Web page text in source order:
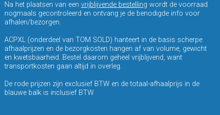
Na het plaatsen van een vrijblijvende bestelling wordt de voorraad
nogmaals gecontroleerd en ontvang je de benodigde info voor
afhalen/bezorgen.
ACPXL (onderdeel van TOM SOLD) hanteert in de basis scherpe
afhaalprijzen en de bezorgkosten hangen af van volume, gewicht
en kwetsbaarheid. Bestel daarom geheel vrijblijvend, want
transportkosten gaan altijd in overleg.
De rode prijzen zijn exclusief BTW en de totaal-afhaalprijs in de
blauwe balk is inclusief BTW.